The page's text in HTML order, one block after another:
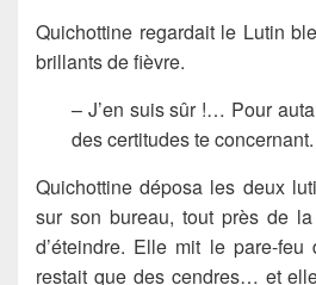
Quichottine regardait le Lutin
brillants de fièvre.
– J’en suis sûr !… Pour
des certitudes te
Quichottine déposa les deux
sur son bureau, tout près de
d’éteindre. Elle mit le pare-
restait que des cendres… et